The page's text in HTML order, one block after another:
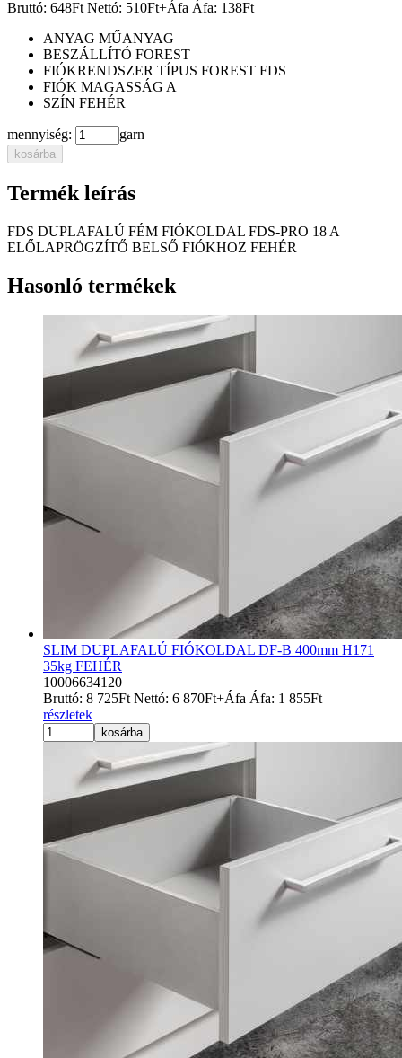
Bruttó: 648Ft Nettó: 510Ft+Áfa Áfa: 138Ft
ANYAG MŰANYAG
BESZÁLLÍTÓ FOREST
FIÓKRENDSZER TÍPUS FOREST FDS
FIÓK MAGASSÁG A
SZÍN FEHÉR
mennyiség: garn
kosárba
Termék leírás
FDS DUPLAFALÚ FÉM FIÓKOLDAL FDS-PRO 18 A
ELŐLAPRÖGZÍTŐ BELSŐ FIÓKHOZ FEHÉR
Hasonló termékek
SLIM DUPLAFALÚ FIÓKOLDAL DF-B 400mm H171
35kg FEHÉR
10006634120
Bruttó: 8 725Ft Nettó: 6 870Ft+Áfa Áfa: 1 855Ft
részletek
kosárba